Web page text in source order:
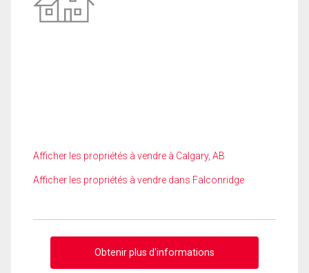
Afficher les propriétés à vendre à Calgary, AB
Afficher les propriétés à vendre dans Falconridge
Obtenir plus d'informations